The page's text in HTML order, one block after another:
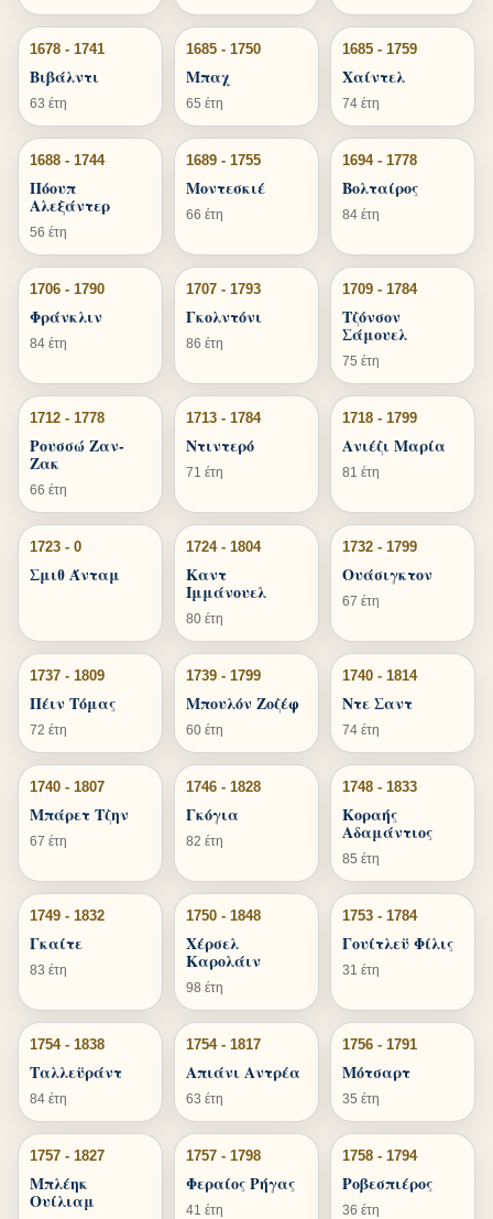
1678 - 1741
Βιβάλντι
63 έτη
1685 - 1750
Μπαχ
65 έτη
1685 - 1759
Χαίντελ
74 έτη
1688 - 1744
Πόουπ
Αλεξάντερ
56 έτη
1689 - 1755
Μοντεσκιέ
66 έτη
1694 - 1778
Βολταίρος
84 έτη
1706 - 1790
Φράνκλιν
84 έτη
1707 - 1793
Γκολντόνι
86 έτη
1709 - 1784
Τζόνσον
Σάμουελ
75 έτη
1712 - 1778
Ρουσσώ Ζαν-
Ζακ
66 έτη
1713 - 1784
Ντιντερό
71 έτη
1718 - 1799
Ανιέζι Μαρία
81 έτη
1723 - 0
Σμιθ Άνταμ
1724 - 1804
Καντ
Ιμμάνουελ
80 έτη
1732 - 1799
Ουάσιγκτον
67 έτη
1737 - 1809
Πέιν Τόμας
72 έτη
1739 - 1799
Μπουλόν Ζοζέφ
60 έτη
1740 - 1814
Ντε Σαντ
74 έτη
1740 - 1807
Μπάρετ Τζην
67 έτη
1746 - 1828
Γκόγια
82 έτη
1748 - 1833
Κοραής
Αδαμάντιος
85 έτη
1749 - 1832
Γκαίτε
83 έτη
1750 - 1848
Χέρσελ
Καρολάιν
98 έτη
1753 - 1784
Γουίτλεϋ Φίλις
31 έτη
1754 - 1838
Ταλλεϋράντ
84 έτη
1754 - 1817
Απιάνι Αντρέα
63 έτη
1756 - 1791
Μότσαρτ
35 έτη
1757 - 1827
Μπλέηκ
Ουίλιαμ
1757 - 1798
Φεραίος Ρήγας
41 έτη
1758 - 1794
Ροβεσπιέρος
36 έτη